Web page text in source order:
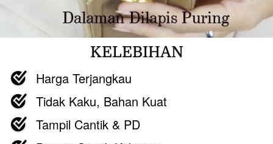
KELEBIHAN
Harga Terjangkau
Tidak Kaku, Bahan Kuat
Tampil Cantik & PD